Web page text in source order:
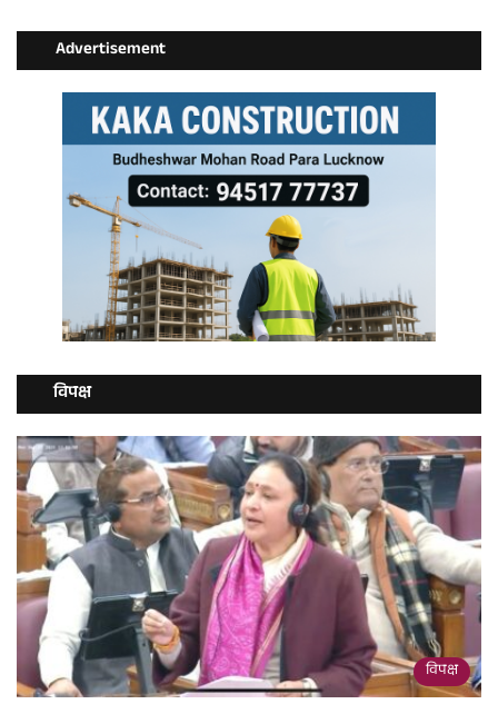
Advertisement
विपक्ष
विपक्ष